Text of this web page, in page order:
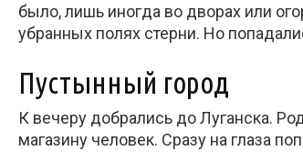
было, лишь иногда во дворах или
убранных полях стерни. Но
Пустынный город
К вечеру добрались до Луганска.
магазину человек. Сразу на глаза